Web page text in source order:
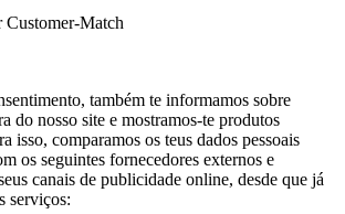
Customer-Match
também te informamos sobre
do nosso site e mostramos-te produtos
isso, comparamos os teus dados pessoais
os seguintes fornecedores externos e
canais de publicidade online, desde que já
serviços: